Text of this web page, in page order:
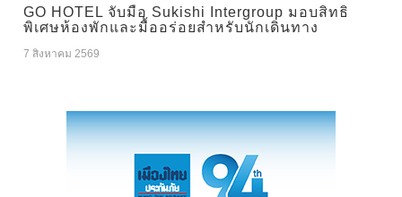
GO HOTEL จับมือ Sukishi Intergroup มอบสิทธิ
พิเศษห้องพักและมื้ออร่อยสำหรับนักเดินทาง
7 สิงหาคม 2569